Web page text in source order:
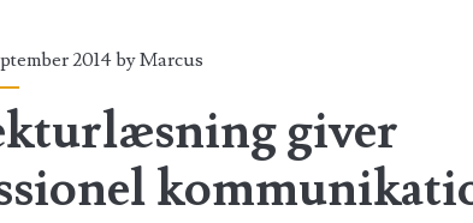
2014 byMarcus
giver